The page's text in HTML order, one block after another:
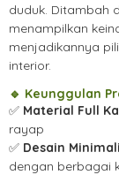
duduk. Ditambah
menampilkan
menjadikannya
interior.
🔹 Keunggulan
✅ Material Full
rayap
✅ Desain
dengan berbagai